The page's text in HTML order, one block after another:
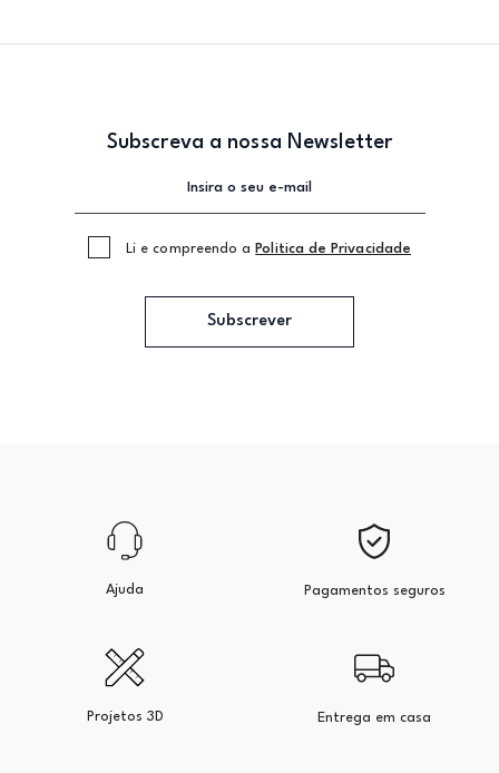
Subscreva a nossa Newsletter
Li e compreendo a Politica de Privacidade
Subscrever
Ajuda Pagamentos seguros
Projetos 3D Entrega em casa